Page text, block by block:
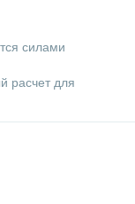
силами
расчет для